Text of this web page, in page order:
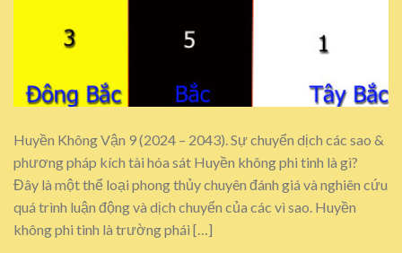
Huyền Không Vận 9 (2024 – 2043). Sự chuyển dịch các sao &
phương pháp kích tài hóa sát Huyền không phi tinh là gì?
Đây là một thể loại phong thủy chuyên đánh giá và nghiên cứu
quá trình luận động và dịch chuyển của các vì sao. Huyền
không phi tinh là trường phái […]